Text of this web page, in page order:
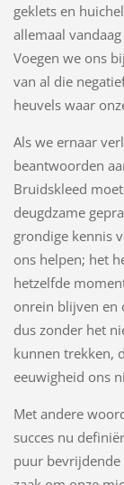
geklets en
allemaal
Voegen we ons
van al die
heuvels waar
Als we ernaar
beantwoorden
Bruidskleed
deugdzame
grondige kennis
ons helpen; het
hetzelfde
onrein blijven en
dus zonder het
kunnen trekken,
eeuwigheid ons
Met andere
succes nu
puur bevrijdende